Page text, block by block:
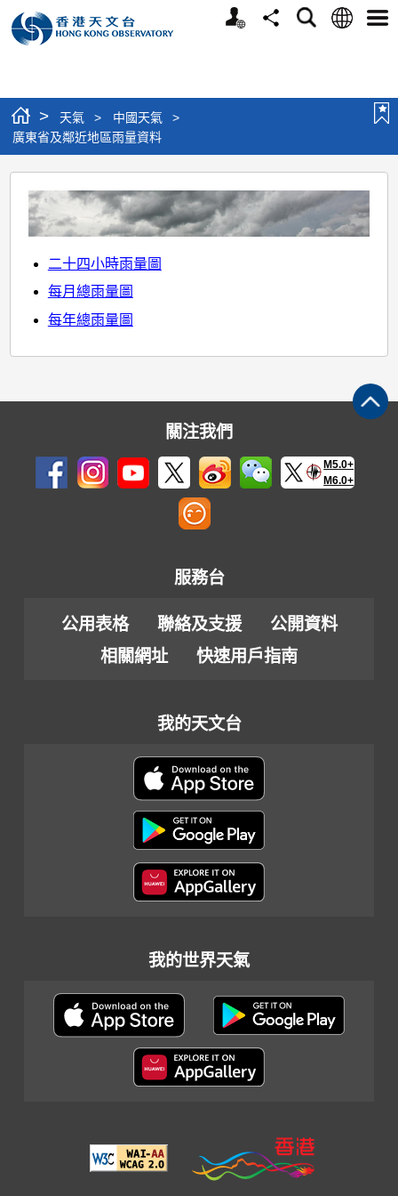
個
分
搜
語
選
> 天氣 > 中國天氣
>
廣東省及鄰近地區雨量資料
廣
東
省
及
鄰
近
地
雨
二十四小時雨量圖
每月總雨量圖
每年總雨量圖
關注我們
M5.0+
M6.0+
服務台
公用表格 聯絡及支援
公開資料
相關網址
快速用戶指南
我的天文台
我的世界天氣